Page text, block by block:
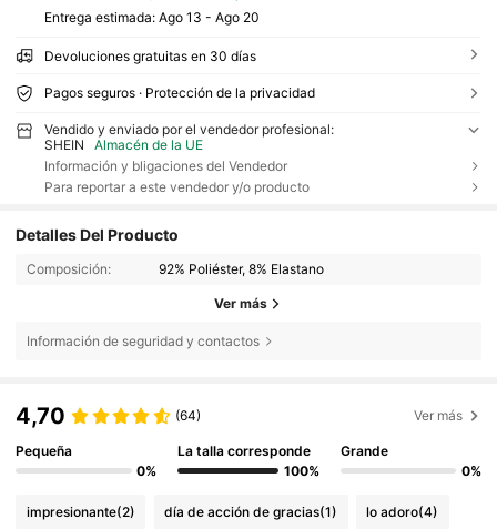
Entrega estimada: Ago 13 - Ago 20
Devoluciones gratuitas en 30 días
Pagos seguros · Protección de la privacidad
Vendido y enviado por el vendedor profesional:
SHEIN
Almacén de la UE
Información y bligaciones del Vendedor
Para reportar a este vendedor y/o producto
Detalles Del Producto
Composición: 92% Poliéster, 8% Elastano
Ver más
Información de seguridad y contactos
4,70 (64) Ver más
Pequeña
0%
La talla corresponde
100%
Grande
0%
impresionante(2) día de acción de gracias(1) lo adoro(4)